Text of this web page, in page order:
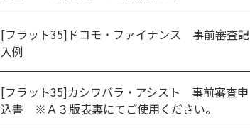
[フラット35]ドコモ・ファイナンス 事前審査記
入例
[フラット35]カシワバラ・アシスト 事前審査申
込書 ※Ａ３版表裏にてご使用ください。